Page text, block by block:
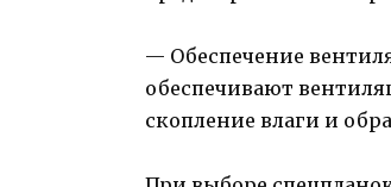
— Обеспечение
обеспечивают
скопление влаги и